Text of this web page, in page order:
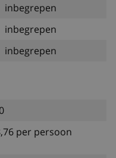
inbegrepen
inbegrepen
inbegrepen
per persoon